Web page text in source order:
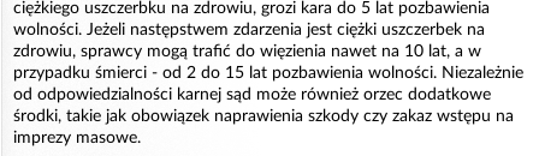
ciężkiego uszczerbku na zdrowiu, grozi kara do 5 lat pozbawienia
wolności. Jeżeli następstwem zdarzenia jest ciężki uszczerbek na
zdrowiu, sprawcy mogą trafić do więzienia nawet na 10 lat, a w
przypadku śmierci - od 2 do 15 lat pozbawienia wolności. Niezależnie
od odpowiedzialności karnej sąd może również orzec dodatkowe
środki, takie jak obowiązek naprawienia szkody czy zakaz wstępu na
imprezy masowe.